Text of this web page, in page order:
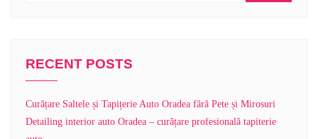
RECENT POSTS
Curățare Saltele și Tapițerie Auto Oradea fără Pete și Mirosuri
Detailing interior auto Oradea – curățare profesională tapiterie